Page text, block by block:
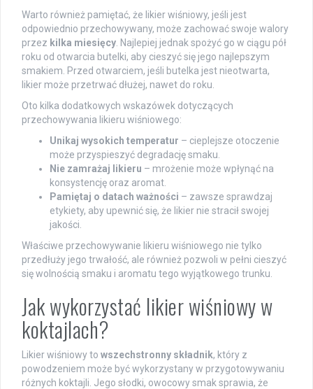
Warto również pamiętać, że likier wiśniowy, jeśli jest
odpowiednio przechowywany, może zachować swoje walory
przez kilka miesięcy . Najlepiej jednak spożyć go w ciągu pół
roku od otwarcia butelki, aby cieszyć się jego najlepszym
smakiem. Przed otwarciem, jeśli butelka jest nieotwarta,
likier może przetrwać dłużej, nawet do roku.
Oto kilka dodatkowych wskazówek dotyczących
przechowywania likieru wiśniowego:
Unikaj wysokich temperatur – cieplejsze otoczenie
może przyspieszyć degradację smaku.
Nie zamrażaj likieru – mrożenie może wpłynąć na
konsystencję oraz aromat.
Pamiętaj o datach ważności – zawsze sprawdzaj
etykiety, aby upewnić się, że likier nie stracił swojej
jakości.
Właściwe przechowywanie likieru wiśniowego nie tylko
przedłuży jego trwałość, ale również pozwoli w pełni cieszyć
się wolnością smaku i aromatu tego wyjątkowego trunku.
Jak wykorzystać likier wiśniowy w
koktajlach?
Likier wiśniowy to wszechstronny składnik, który z
powodzeniem może być wykorzystany w przygotowywaniu
różnych koktajli. Jego słodki, owocowy smak sprawia, że